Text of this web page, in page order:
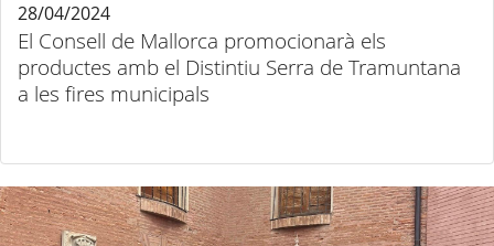
El Consell de Mallorca promocionarà els
productes amb el Distintiu Serra de Tramuntana
a les fires municipals
28/04/2024